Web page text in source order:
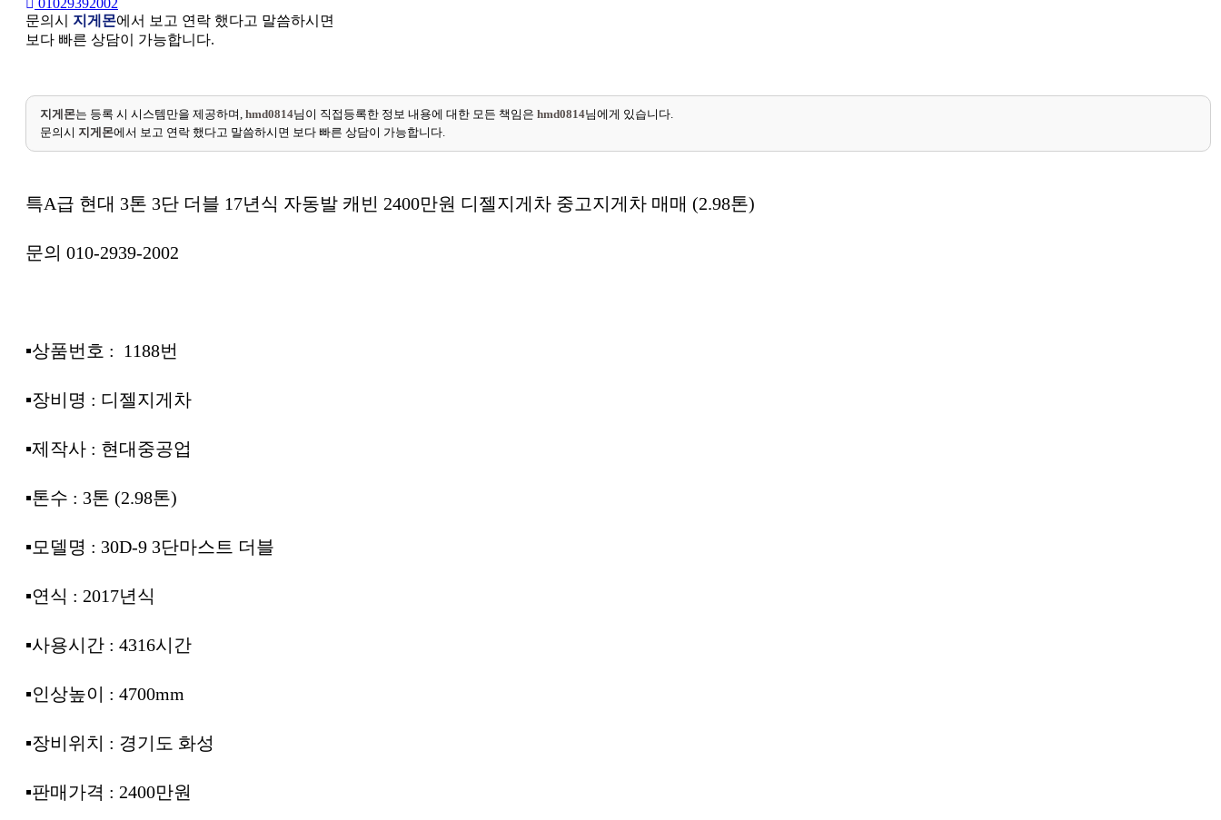
문의시 지게몬에서 보고 연락 했다고 말씀하시면
보다 빠른 상담이 가능합니다.
지게몬는 등록 시 시스템만을 제공하며, hmd0814님이 직접등록한 정보 내용에 대한 모든 책임은 hmd0814님에게 있습니다.
문의시 지게몬에서 보고 연락 했다고 말씀하시면 보다 빠른 상담이 가능합니다.
특A급 현대 3톤 3단 더블 17년식 자동발 캐빈 2400만원 디젤지게차 중고지게차 매매 (2.98톤)
문의 010-2939-2002
▪상품번호 : 1188번
▪장비명 : 디젤지게차
▪제작사 : 현대중공업
▪톤수 : 3톤 (2.98톤)
▪모델명 : 30D-9 3단마스트 더블
▪연식 : 2017년식
▪사용시간 : 4316시간
▪인상높이 : 4700mm
▪장비위치 : 경기도 화성
▪판매가격 : 2400만원